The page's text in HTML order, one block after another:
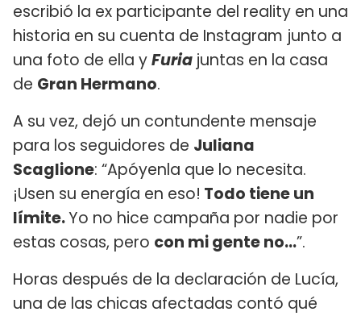
escribió la ex participante del reality en una
historia en su cuenta de Instagram junto a
una foto de ella yFuria juntas en la casa
de Gran Hermano.
A su vez, dejó un contundente mensaje
para los seguidores de Juliana
Scaglione: “Apóyenla que lo necesita.
¡Usen su energía en eso! Todo tiene un
límite.Yo no hice campaña por nadie por
estas cosas, pero con mi gente no...”.
Horas después de la declaración de Lucía,
una de las chicas afectadas contó qué